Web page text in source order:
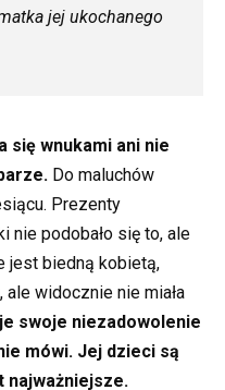
jej ukochanego
się wnukami ani nie
Do maluchów
Prezenty
nie podobało się to, ale
jest biedną kobietą,
ale widocznie nie miała
swoje niezadowolenie
mówi. Jej dzieci są
najważniejsze.